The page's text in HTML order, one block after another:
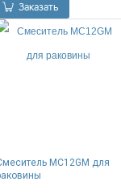
Заказать
MC12GM для